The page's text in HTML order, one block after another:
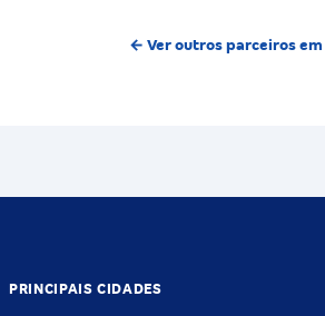
← Ver outros parceiros em
PRINCIPAIS CIDADES